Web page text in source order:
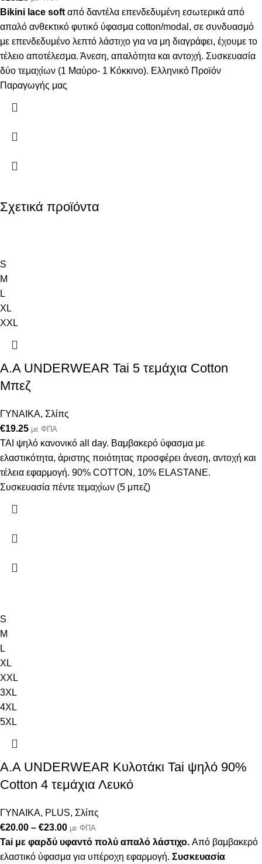
Bikini lace soft από δαντέλα επενδεδυμένη εσωτερικά από
απαλό ανθεκτικό φυτικό ύφασμα cotton/modal, σε συνδυασμό
με επενδεδυμένο λεπτό λάστιχο για να μη διαγράφει, έχουμε το
τέλειο αποτέλεσμα. Άνεση, απαλότητα και αντοχή. Συσκευασία
δύο τεμαχίων (1 Μαύρο- 1 Κόκκινο). Ελληνικό Προϊόν
Παραγωγής μας
Σχετικά προϊόντα
S
M
L
XL
XXL
A.A UNDERWEAR Tai 5 τεμάχια Cotton
Μπεζ
ΓΥΝΑΙΚΑ, Σλίπς
€19.25 με ΦΠΑ
ΤΑΙ ψηλό κανονικό all day. Βαμβακερό ύφασμα με
ελαστικότητα, άριστης ποιότητας προσφέρει άνεση, αντοχή και
τέλεια εφαρμογή. 90% COTTON, 10% ELASTANE.
Συσκευασία πέντε τεμαχίων (5 μπεζ)
S
M
L
XL
XXL
3XL
4XL
5XL
A.A UNDERWEAR Κυλοτάκι Tai ψηλό 90%
Cotton 4 τεμάχια Λευκό
ΓΥΝΑΙΚΑ, PLUS, Σλίπς
€20.00 – €23.00 με ΦΠΑ
Tai με φαρδύ υφαντό πολύ απαλό λάστιχο. Από βαμβακερό
ελαστικό ύφασμα για υπέροχη εφαρμογή. Συσκευασία